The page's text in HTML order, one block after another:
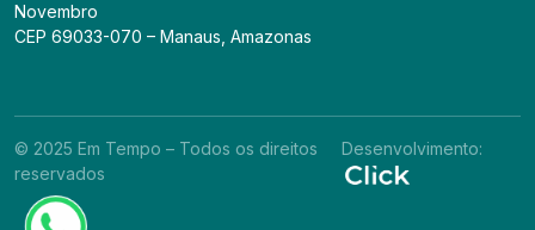
Novembro
CEP 69033-070 – Manaus, Amazonas
© 2025 Em Tempo – Todos os direitos
reservados
Desenvolvimento: